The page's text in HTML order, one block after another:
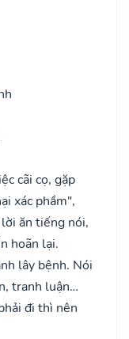
cãi cọ, gặp
xác phầm",
ăn tiếng nói,
hoãn lại.
lây bệnh. Nói
tranh luận…
đi thì nên